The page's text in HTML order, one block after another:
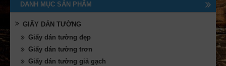
DANH MỤC SẢN PHẨM
GIẤY DÁN TƯỜNG
Giấy dán tường đẹp
Giấy dán tường trơn
Giấy dán tường giả gạch